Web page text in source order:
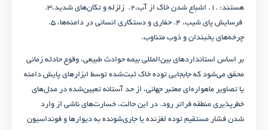
هستند: .۱. اشباع شدن خاک از آب،۲. زلزله و تکان‌های شدید،۳.
فرسایش پای شیب، ۴. حفاری و دستکاری انسانی در دامنه‌ها، ۵.
چرخه‌های یخبندان و ذوب متناوب.
بر اساس استانداردهای بین‌المللی بیمه حوادث طبیعی، وقوع حادثه زمانی
محقق می‌شود که جابجایی توده خاک ثبت‌شده توسط ابزارهای پایش دامنه
یا تصاویر ماهواره‌ای معتبر جهانی، از حد آستانه تعیین‌شده در مدل‌های
خطرپذیری منطقه فراتر رود. در این حالت، خسارت‌های ناشی از وارد
شدن فشار مستقیم توده لغزنده یا جاری‌شونده به دیوارها و فونداسیون